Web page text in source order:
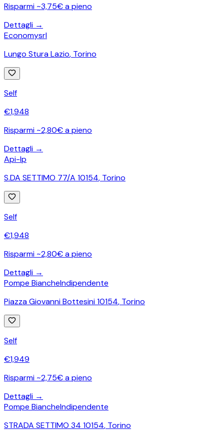
Risparmi ~3,75€ a pieno
Dettagli →
Economysrl
Lungo Stura Lazio, Torino
Self
€1,948
Risparmi ~2,80€ a pieno
Dettagli →
Api-Ip
S.DA SETTIMO 77/A 10154, Torino
Self
€1,948
Risparmi ~2,80€ a pieno
Dettagli →
Pompe BiancheIndipendente
Piazza Giovanni Bottesini 10154, Torino
Self
€1,949
Risparmi ~2,75€ a pieno
Dettagli →
Pompe BiancheIndipendente
STRADA SETTIMO 34 10154, Torino